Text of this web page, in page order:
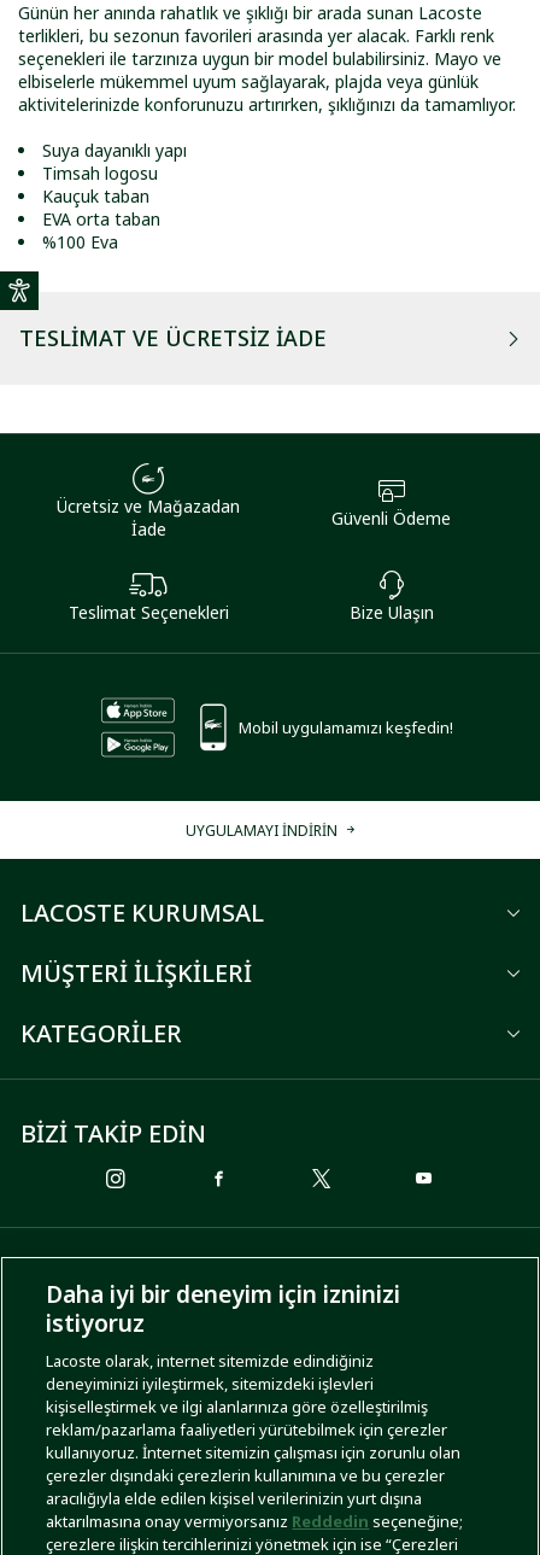
Günün her anında rahatlık ve şıklığı bir arada sunan Lacoste
terlikleri, bu sezonun favorileri arasında yer alacak. Farklı renk
seçenekleri ile tarzınıza uygun bir model bulabilirsiniz. Mayo ve
elbiselerle mükemmel uyum sağlayarak, plajda veya günlük
aktivitelerinizde konforunuzu artırırken, şıklığınızı da tamamlıyor.
Suya dayanıklı yapı
Timsah logosu
Kauçuk taban
EVA orta taban
%100 Eva
TESLIMAT VE ÜCRETSIZ İADE
Ücretsiz ve Mağazadan
İade
Güvenli Ödeme
Teslimat Seçenekleri Bize Ulaşın
Mobil uygulamamızı keşfedin!
UYGULAMAYI İNDİRİN
LACOSTE KURUMSAL
MÜŞTERİ İLİŞKİLERİ
KATEGORİLER
BİZİ TAKİP EDİN
ÖDEME SEÇENEKLERİ
KARGO SEÇENEKLERİ
Daha iyi bir deneyim için izninizi
istiyoruz
Lacoste olarak, internet sitemizde edindiğiniz
deneyiminizi iyileştirmek, sitemizdeki işlevleri
kişiselleştirmek ve ilgi alanlarınıza göre özelleştirilmiş
reklam/pazarlama faaliyetleri yürütebilmek için çerezler
kullanıyoruz. İnternet sitemizin çalışması için zorunlu olan
çerezler dışındaki çerezlerin kullanımına ve bu çerezler
aracılığıyla elde edilen kişisel verilerinizin yurt dışına
aktarılmasına onay vermiyorsanız Reddedin seçeneğine;
çerezlere ilişkin tercihlerinizi yönetmek için ise “Çerezleri